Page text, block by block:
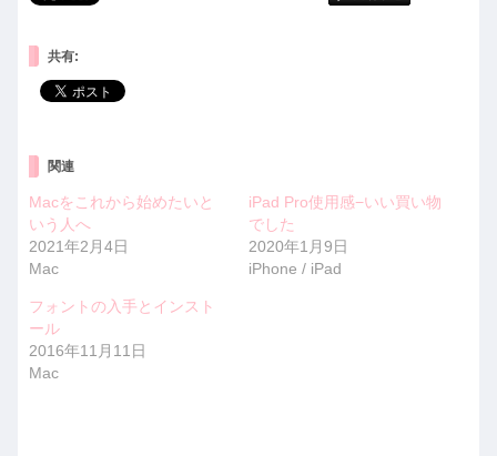
共有:
関連
Macをこれから始めたいと
いう人へ
2021年2月4日
Mac
iPad Pro使用感−いい買い物
でした
2020年1月9日
iPhone / iPad
フォントの入手とインスト
ール
2016年11月11日
Mac